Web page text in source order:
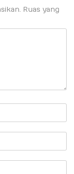
Ruas yang